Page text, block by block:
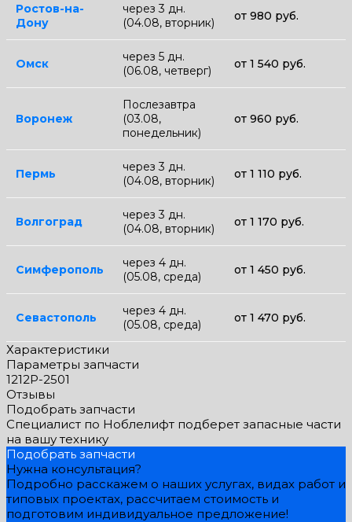
Ростов-на-
Дону
через 3 дн.
(04.08, вторник)
от 980 руб.
Омск
через 5 дн.
(06.08, четверг)
от 1 540 руб.
Воронеж
Послезавтра
(03.08,
понедельник)
от 960 руб.
Пермь
через 3 дн.
(04.08, вторник)
от 1 110 руб.
Волгоград
через 3 дн.
(04.08, вторник)
от 1 170 руб.
Симферополь
через 4 дн.
(05.08, среда)
от 1 450 руб.
Севастополь
через 4 дн.
(05.08, среда)
от 1 470 руб.
Характеристики
Параметры запчасти
1212P-2501
Отзывы
Подобрать запчасти
Специалист по Ноблелифт подберет запасные части
на вашу технику
Подобрать запчасти
Нужна консультация?
Подробно расскажем о наших услугах, видах работ и
типовых проектах, рассчитаем стоимость и
подготовим индивидуальное предложение!